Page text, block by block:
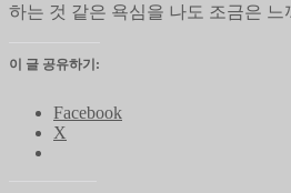
하는 것 같은 욕심을 나도 조금은 느
이 글 공유하기:
Facebook
X